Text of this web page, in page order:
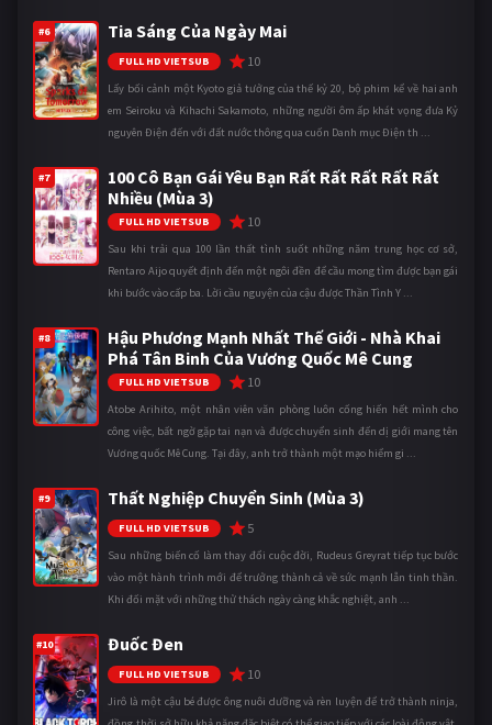
#6 Tia Sáng Của Ngày Mai
FULL HD VIETSUB 10
Lấy bối cảnh một Kyoto giả tưởng của thế kỷ 20, bộ phim kể về hai anh
em Seiroku và Kihachi Sakamoto, những người ôm ấp khát vọng đưa Kỷ
nguyên Điện đến với đất nước thông qua cuốn Danh mục Điện th ...
#7
100 Cô Bạn Gái Yêu Bạn Rất Rất Rất Rất Rất
Nhiều (Mùa 3)
FULL HD VIETSUB 10
Sau khi trải qua 100 lần thất tình suốt những năm trung học cơ sở,
Rentaro Aijo quyết định đến một ngôi đền để cầu mong tìm được bạn gái
khi bước vào cấp ba. Lời cầu nguyện của cậu được Thần Tình Y ...
#8
Hậu Phương Mạnh Nhất Thế Giới - Nhà Khai
Phá Tân Binh Của Vương Quốc Mê Cung
FULL HD VIETSUB 10
Atobe Arihito, một nhân viên văn phòng luôn cống hiến hết mình cho
công việc, bất ngờ gặp tai nạn và được chuyển sinh đến dị giới mang tên
Vương quốc Mê Cung. Tại đây, anh trở thành một mạo hiểm gi ...
#9 Thất Nghiệp Chuyển Sinh (Mùa 3)
FULL HD VIETSUB 5
Sau những biến cố làm thay đổi cuộc đời, Rudeus Greyrat tiếp tục bước
vào một hành trình mới để trưởng thành cả về sức mạnh lẫn tinh thần.
Khi đối mặt với những thử thách ngày càng khắc nghiệt, anh ...
#10 Đuốc Đen
FULL HD VIETSUB 10
Jirô là một cậu bé được ông nuôi dưỡng và rèn luyện để trở thành ninja,